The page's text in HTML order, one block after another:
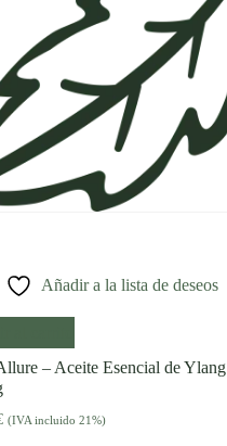
Añadir a la lista de deseos
– Aceite Esencial de Ylang
(IVA incluido 21%)